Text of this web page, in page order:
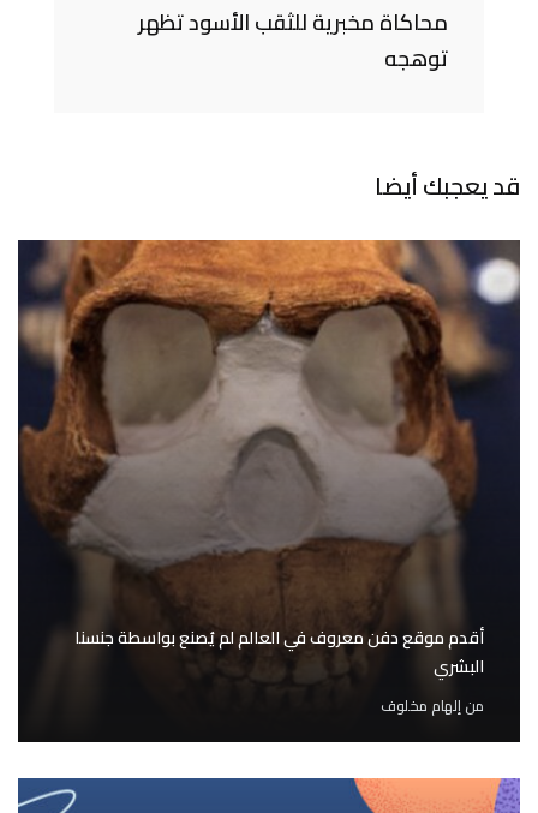
محاكاة مخبرية للثقب الأسود تظهر
توهجه
قد يعجبك أيضا
أقدم موقع دفن معروف في العالم لم يُصنع بواسطة جنسنا
البشري
منإلهام مخلوف